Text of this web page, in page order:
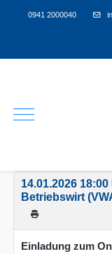
0941 2000040
14.01.2026
Betriebswirt
Einladung zum